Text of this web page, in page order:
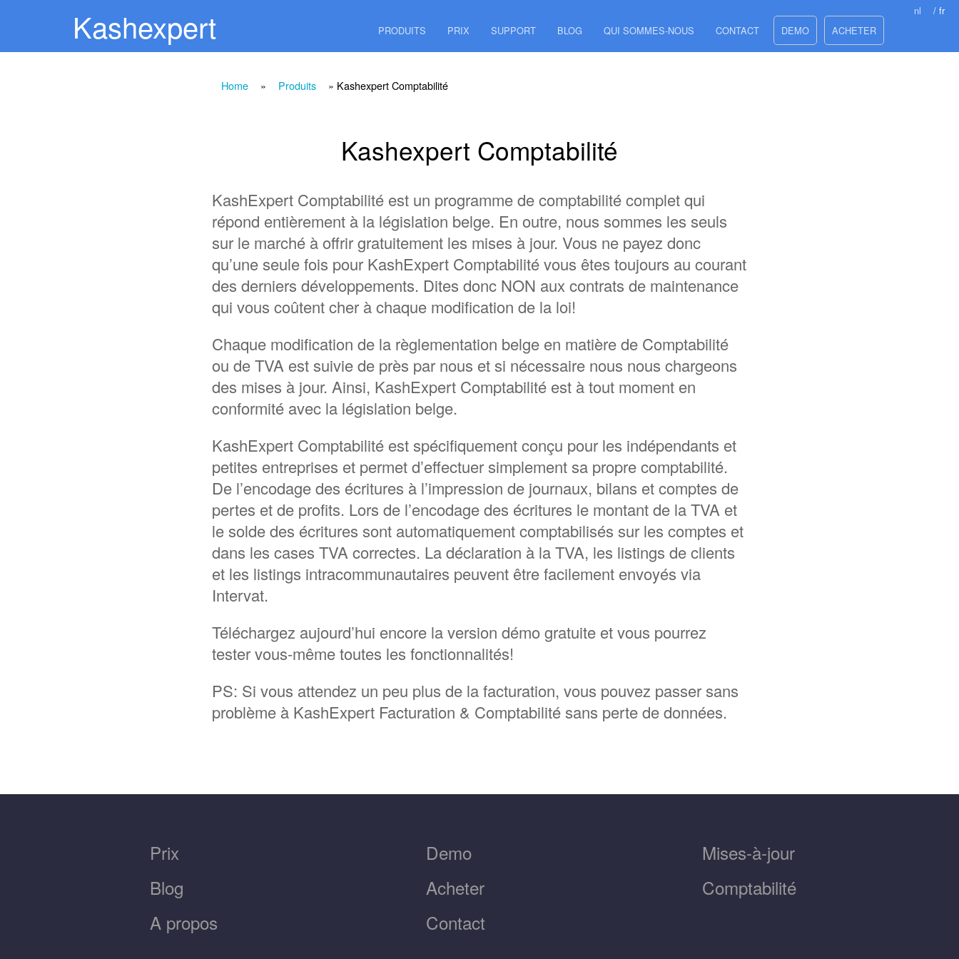
Kashexpert PRODUITS PRIX SUPPORT BLOG QUI SOMMES-NOUS CONTACT DEMO ACHETER
nl / fr
Home » Produits » Kashexpert Comptabilité
Kashexpert Comptabilité
KashExpert Comptabilité est un programme de comptabilité complet qui
répond entièrement à la législation belge. En outre, nous sommes les seuls
sur le marché à offrir gratuitement les mises à jour. Vous ne payez donc
qu’une seule fois pour KashExpert Comptabilité vous êtes toujours au courant
des derniers développements. Dites donc NON aux contrats de maintenance
qui vous coûtent cher à chaque modification de la loi!
Chaque modification de la règlementation belge en matière de Comptabilité
ou de TVA est suivie de près par nous et si nécessaire nous nous chargeons
des mises à jour. Ainsi, KashExpert Comptabilité est à tout moment en
conformité avec la législation belge.
KashExpert Comptabilité est spécifiquement conçu pour les indépendants et
petites entreprises et permet d’effectuer simplement sa propre comptabilité.
De l’encodage des écritures à l’impression de journaux, bilans et comptes de
pertes et de profits. Lors de l’encodage des écritures le montant de la TVA et
le solde des écritures sont automatiquement comptabilisés sur les comptes et
dans les cases TVA correctes. La déclaration à la TVA, les listings de clients
et les listings intracommunautaires peuvent être facilement envoyés via
Intervat.
Téléchargez aujourd’hui encore la version démo gratuite et vous pourrez
tester vous-même toutes les fonctionnalités!
PS: Si vous attendez un peu plus de la facturation, vous pouvez passer sans
problème à KashExpert Facturation & Comptabilité sans perte de données.
Prix
Blog
A propos
Demo
Acheter
Contact
Mises-à-jour
Comptabilité